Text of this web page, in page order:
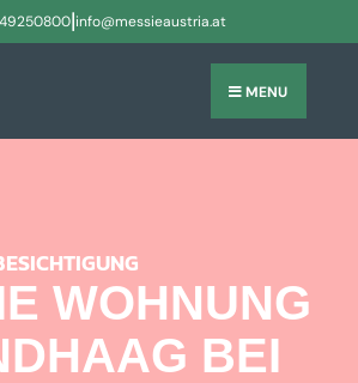
|info@messieaustria.at
MENU
WOHNUNG
BEI